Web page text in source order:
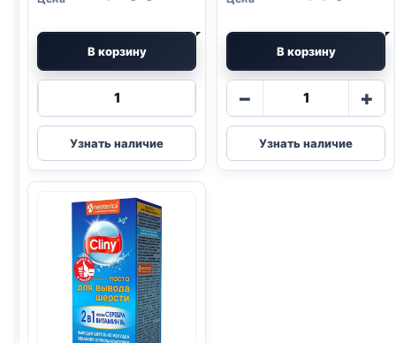
В корзину
Количество
CLINY/
Клини
Зубной
75мл
Узнать наличие
В корзину
−
Количество
Cliny
паста
(ВЫВЕДЕНИЕ
+
Узнать наличие